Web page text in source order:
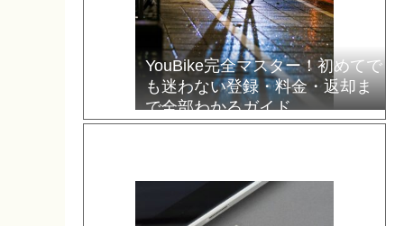
YouBike完全マスター！初めてで
も迷わない登録・料金・返却ま
で全部わかるガイド